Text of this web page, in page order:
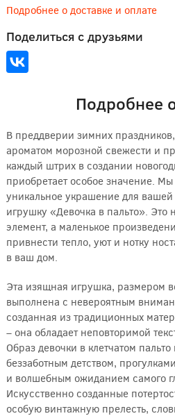
Подробнее о доставке и оплате
Поделиться с друзьями
Подробнее
В преддверии зимних праздников,
ароматом морозной свежести и
каждый штрих в создании
приобретает особое значение.
уникальное украшение для
игрушку «Девочка в пальто». Это
элемент, а маленькое
привнести тепло, уют и нотку
в ваш дом.
Эта изящная игрушка, размером
выполнена с невероятным
созданная из традиционных
– она обладает неповторимой
Образ девочки в клетчатом
беззаботным детством,
и волшебным ожиданием самого
Искусственно созданные
особую винтажную прелесть,